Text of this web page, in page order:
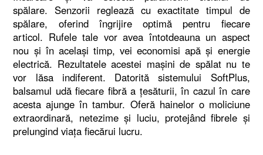
spălare. Senzorii reglează cu exactitate timpul de
spălare, oferind îngrijire optimă pentru fiecare
articol. Rufele tale vor avea întotdeauna un aspect
nou și în același timp, vei economisi apă și energie
electrică. Rezultatele acestei mașini de spălat nu te
vor lăsa indiferent. Datorită sistemului SoftPlus,
balsamul udă fiecare fibră a țesăturii, în cazul în care
acesta ajunge în tambur. Oferă hainelor o moliciune
extraordinară, netezime și luciu, protejând fibrele și
prelungind viața fiecărui lucru.